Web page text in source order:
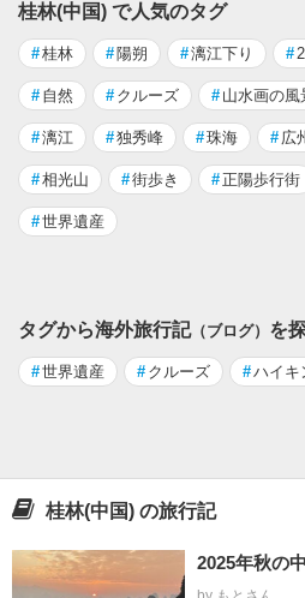
桂林(中国) で人気のタグ
#桂林 # 陽朔 #漓江下り #
# 自然 # クルーズ # 山水画の風
#漓江 #独秀峰 #珠海 # 広
#相光山 #街歩き #正陽歩行街
#世界遺産
タグから海外旅行記（ブログ） を
#世界遺産 # クルーズ #ハイキ
桂林(中国) の旅行記
2025年秋の